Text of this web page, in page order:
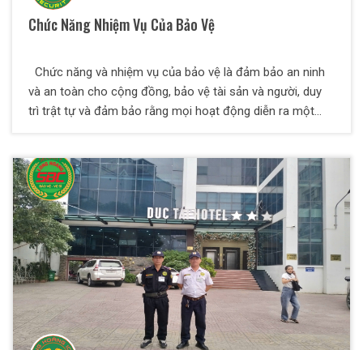
Chức Năng Nhiệm Vụ Của Bảo Vệ
Chức năng và nhiệm vụ của bảo vệ là đảm bảo an ninh
và an toàn cho cộng đồng, bảo vệ tài sản và người, duy
trì trật tự và đảm bảo rằng mọi hoạt động diễn ra một
nghiệp vụ an ninh là làm gì và một số yêu cầu đối với
nhân viên bảo vệ